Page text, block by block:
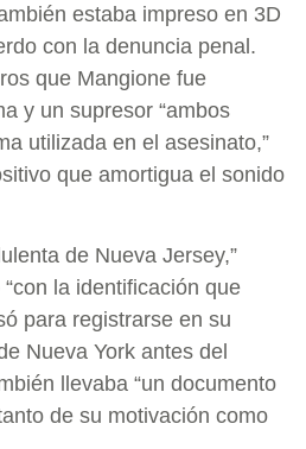
estaba impreso en 3D
con la denuncia penal.
que Mangione fue
y un supresor “ambos
utilizada en el asesinato,”
que amortigua el sonido
de Nueva Jersey,”
la identificación que
para registrarse en su
Nueva York antes del
llevaba “un documento
de su motivación como